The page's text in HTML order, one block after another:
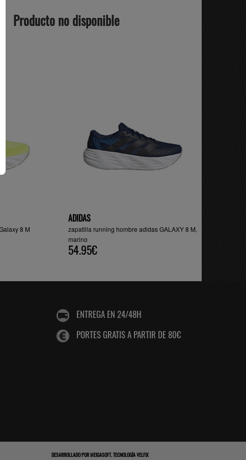
Producto no disponible
8 M
ADIDAS
zapatilla running hombre adidas GALAXY 8 M,
marino
54.95€
ENTREGA EN 24/48H
PORTES GRATIS A PARTIR DE 80€
DESARROLLADO PORMEIGASOFT.TECNOLOGÍA VELFIX